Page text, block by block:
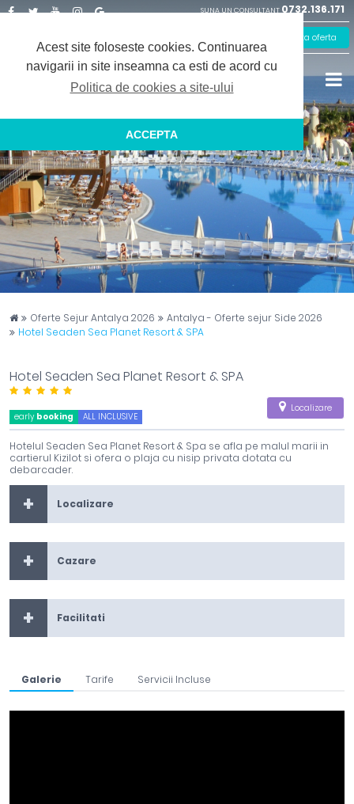
Acest site foloseste cookies. Continuarea
navigarii in site inseamna ca esti de acord cu
Politica de cookies a site-ului
ACCEPTA
Captain Travel
Oferte Sejur Antalya 2026
Antalya - Oferte sejur Side 2026
Hotel Seaden Sea Planet Resort & SPA
Hotel Seaden Sea Planet Resort & SPA
early booking ALL INCLUSIVE
Localizare
Hotelul Seaden Sea Planet Resort & Spa se afla pe malul marii in
cartierul Kizilot si ofera o plaja cu nisip privata dotata cu
debarcader.
Localizare
Cazare
Facilitati
Galerie Tarife Servicii Incluse
SUNA UN CONSULTANT 0732.136.171
Plus
Solicita oferta